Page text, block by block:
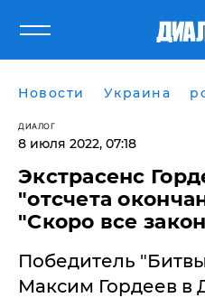
Новости Украина
ДИАЛОГ
8 июля 2022, 07:18
Экстрасенс
"отсчета
"Скоро все
Победитель
Максим Гордеев в